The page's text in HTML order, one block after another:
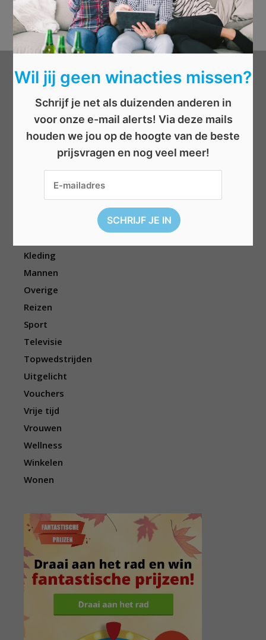
Categorieën
Beauty
Boeken
Dieren
Elektronica
Eten/drinken
Kleding
Mannen
Overige
Reizen
Sport
Televisie
Topwedstrijden
Uitgelicht
Vouchers
Vrije tijd
Vrouwen
Wellness
Winkelen
Wonen
Wil jij geen winacties missen?
Schrijf je net als duizenden anderen in
voor onze e-mail alerts! Via deze mails
houden we jou op de hoogte van de beste
prijsvragen en nog veel meer!